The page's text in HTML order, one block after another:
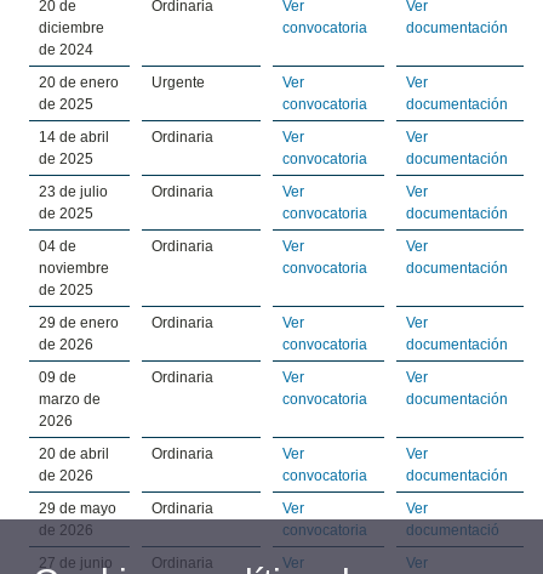
20 de
diciembre
de 2024
Ordinaria
Ver
convocatoria
Ver
documentación
20 de enero
de 2025
Urgente
Ver
convocatoria
Ver
documentación
14 de abril
de 2025
Ordinaria
Ver
convocatoria
Ver
documentación
23 de julio
de 2025
Ordinaria
Ver
convocatoria
Ver
documentación
04 de
noviembre
de 2025
Ordinaria
Ver
convocatoria
Ver
documentación
29 de enero
de 2026
Ordinaria
Ver
convocatoria
Ver
documentación
09 de
marzo de
2026
Ordinaria
Ver
convocatoria
Ver
documentación
20 de abril
de 2026
Ordinaria
Ver
convocatoria
Ver
documentación
29 de mayo
de 2026
Ordinaria
Ver
convocatoria
Ver
documentació
27 de junio
Ordinaria Ver Ver